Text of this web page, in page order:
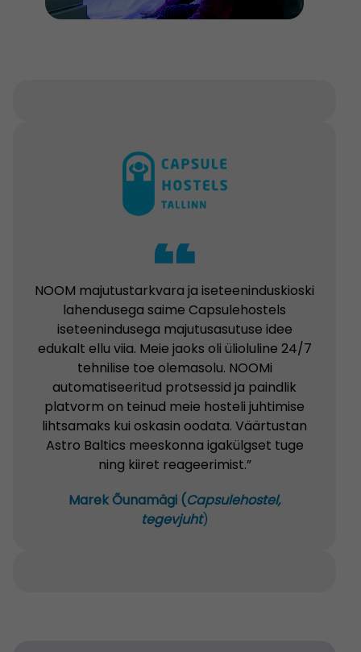
NOOM majutustarkvara ja iseteeninduskioski
lahendusega saime Capsulehostels
iseteenindusega majutusasutuse idee
edukalt ellu viia. Meie jaoks oli ülioluline 24/7
tehnilise toe olemasolu. NOOMi
automatiseeritud protsessid ja paindlik
platvorm on teinud meie hosteli juhtimise
lihtsamaks kui oskasin oodata. Väärtustan
Astro Baltics meeskonna igakülgset tuge
ning kiiret reageerimist.”
Marek Õunamägi (Capsulehostel,
tegevjuht)